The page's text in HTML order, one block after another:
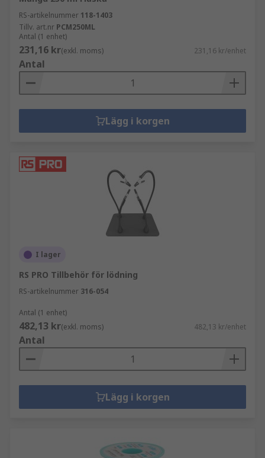
RS-artikelnummer 118-1403
Tillv. art.nr PCM250ML
Antal (1 enhet)
231,16 kr(exkl. moms) 231,16 kr/enhet
Antal
Lägg i korgen
I lager
RS PRO Tillbehör för lödning
RS-artikelnummer 316-054
Antal (1 enhet)
482,13 kr(exkl. moms) 482,13 kr/enhet
Antal
Lägg i korgen